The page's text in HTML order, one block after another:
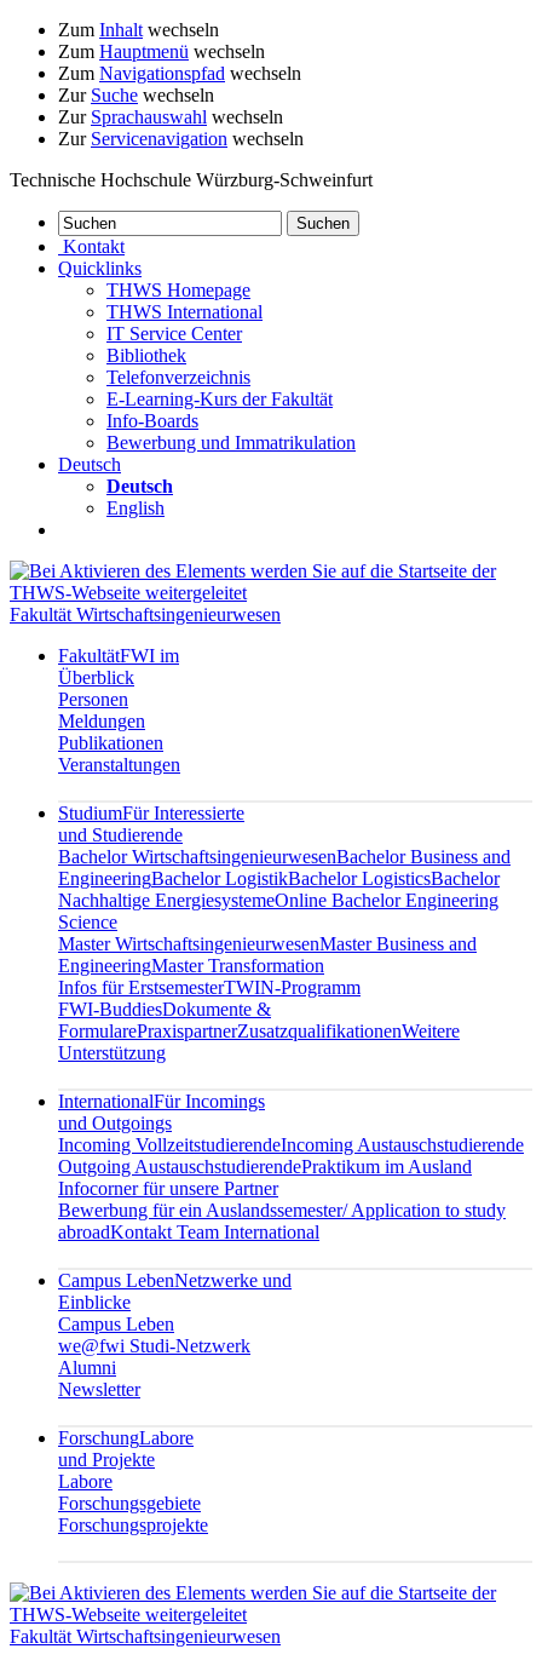
Zum Inhalt wechseln
Zum Hauptmenü wechseln
Zum Navigationspfad wechseln
Zur Suche wechseln
Zur Sprachauswahl wechseln
Zur Servicenavigation wechseln
Technische Hochschule Würzburg-Schweinfurt
Kontakt
Quicklinks
THWS Homepage
THWS International
IT Service Center
Bibliothek
Telefonverzeichnis
E-Learning-Kurs der Fakultät
Info-Boards
Bewerbung und Immatrikulation
Deutsch
Deutsch
English
Fakultät Wirtschaftsingenieurwesen
FakultätFWI im
Überblick
Personen
Meldungen
Publikationen
Veranstaltungen
StudiumFür Interessierte
und Studierende
Bachelor WirtschaftsingenieurwesenBachelor Business and
EngineeringBachelor LogistikBachelor LogisticsBachelor
Nachhaltige EnergiesystemeOnline Bachelor Engineering
Science
Master WirtschaftsingenieurwesenMaster Business and
EngineeringMaster Transformation
Infos für ErstsemesterTWIN-Programm
FWI-BuddiesDokumente &
FormularePraxispartnerZusatzqualifikationenWeitere
Unterstützung
InternationalFür Incomings
und Outgoings
Incoming VollzeitstudierendeIncoming Austauschstudierende
Outgoing AustauschstudierendePraktikum im Ausland
Infocorner für unsere Partner
Bewerbung für ein Auslandssemester/ Application to study
abroadKontakt Team International
Campus LebenNetzwerke und
Einblicke
Campus Leben
we@fwi Studi-Netzwerk
Alumni
Newsletter
ForschungLabore
und Projekte
Labore
Forschungsgebiete
Forschungsprojekte
Fakultät Wirtschaftsingenieurwesen